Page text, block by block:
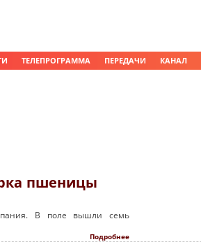
ТЕЛЕПРОГРАММА ПЕРЕДАЧИ КАНАЛ
пшеницы
В поле вышли семь
Подробнее